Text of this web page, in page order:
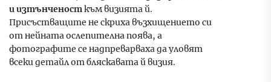
и изтънченосткъм визията й.
Присъстващите не скриха възхищението си
от нейната ослепителна поява, а
фотографите се надпреварваха да уловят
всеки детайл от бляскавата й визия.